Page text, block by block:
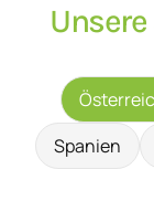
Spanien